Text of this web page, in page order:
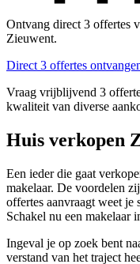
Ontvang direct 3 offertes
Zieuwent.
Direct 3 offertes
Vraag vrijblijvend 3
kwaliteit van diverse
Huis verkopen
Een ieder die gaat
makelaar. De voordelen
offertes aanvraagt weet
Schakel nu een makelaar
Ingeval je op zoek bent
verstand van het traject